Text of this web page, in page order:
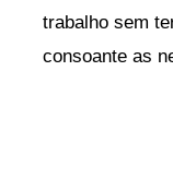
trabalho sem
consoante as